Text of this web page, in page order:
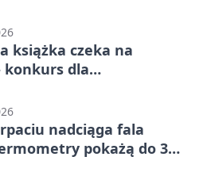
książka czeka na
konkurs dla
nadciąga fala
pokażą do 36